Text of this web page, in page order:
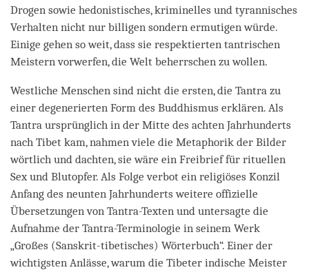
Drogen sowie hedonistisches, kriminelles und tyrannisches
Verhalten nicht nur billigen sondern ermutigen würde.
Einige gehen so weit, dass sie respektierten tantrischen
Meistern vorwerfen, die Welt beherrschen zu wollen.
Westliche Menschen sind nicht die ersten, die Tantra zu
einer degenerierten Form des Buddhismus erklären. Als
Tantra ursprünglich in der Mitte des achten Jahrhunderts
nach Tibet kam, nahmen viele die Metaphorik der Bilder
wörtlich und dachten, sie wäre ein Freibrief für rituellen
Sex und Blutopfer. Als Folge verbot ein religiöses Konzil
Anfang des neunten Jahrhunderts weitere offizielle
Übersetzungen von Tantra-Texten und untersagte die
Aufnahme der Tantra-Terminologie in seinem Werk
„Großes (Sanskrit-tibetisches) Wörterbuch“. Einer der
wichtigsten Anlässe, warum die Tibeter indische Meister